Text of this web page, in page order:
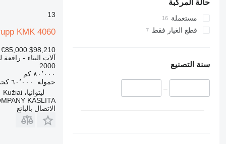
336
340
350
390
395
VMT
Vibromax
حالة المركبة
مستعملة
قطع الغيار فقط
سنة التصنيع
–
13
KMK 4060
$98,210
€85,000
آلات البناء -
2000
٨٠٬٠٠٠ كم
حمولة
٦٠٬٠٠٠ كجم
ليتوانيا، Kužiai
KASLITA
الاتصال بالبائع